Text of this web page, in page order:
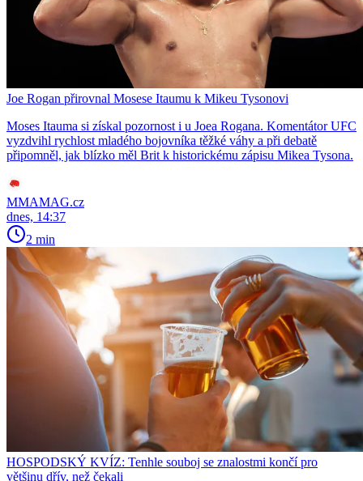
Joe Rogan přirovnal Mosese Itaumu k Mikeu Tysonovi
Moses Itauma si získal pozornost i u Joea Rogana. Komentátor UFC
vyzdvihl rychlost mladého bojovníka těžké váhy a při debatě
připomněl, jak blízko měl Brit k historickému zápisu Mikea Tysona.
MMAMAG.cz
dnes, 14:37
2 min
HOSPODSKÝ KVÍZ: Tenhle souboj se znalostmi končí pro
většinu dřív, než čekali